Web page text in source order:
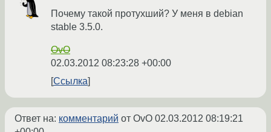
Почему такой протухший? У меня в debian
stable 3.5.0.
OvO
02.03.2012 08:23:28 +00:00
Ссылка
Ответ на: комментарий от OvO 02.03.2012 08:19:21